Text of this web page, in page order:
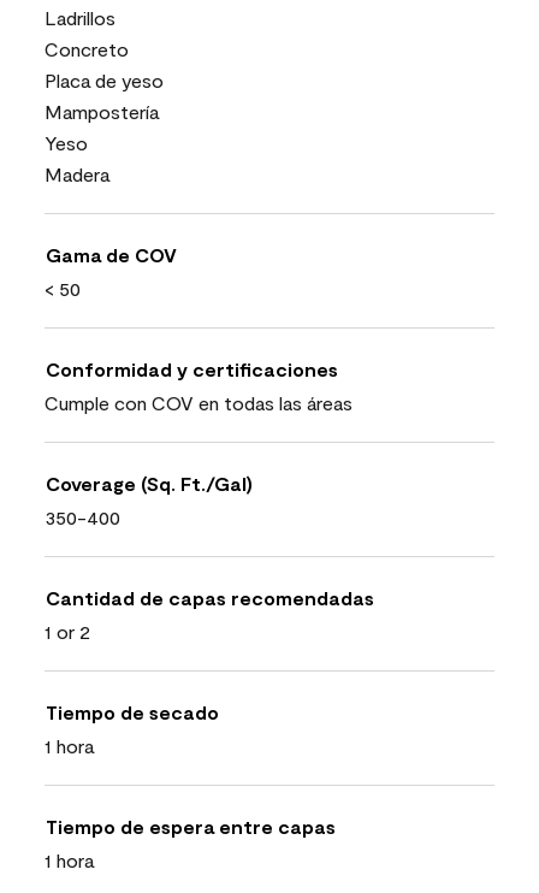
Ladrillos
Concreto
Placa de yeso
Mampostería
Yeso
Madera
Gama de COV
< 50
Conformidad y certificaciones
Cumple con COV en todas las áreas
Coverage (Sq. Ft./Gal)
350-400
Cantidad de capas recomendadas
1 or 2
Tiempo de secado
1 hora
Tiempo de espera entre capas
1 hora